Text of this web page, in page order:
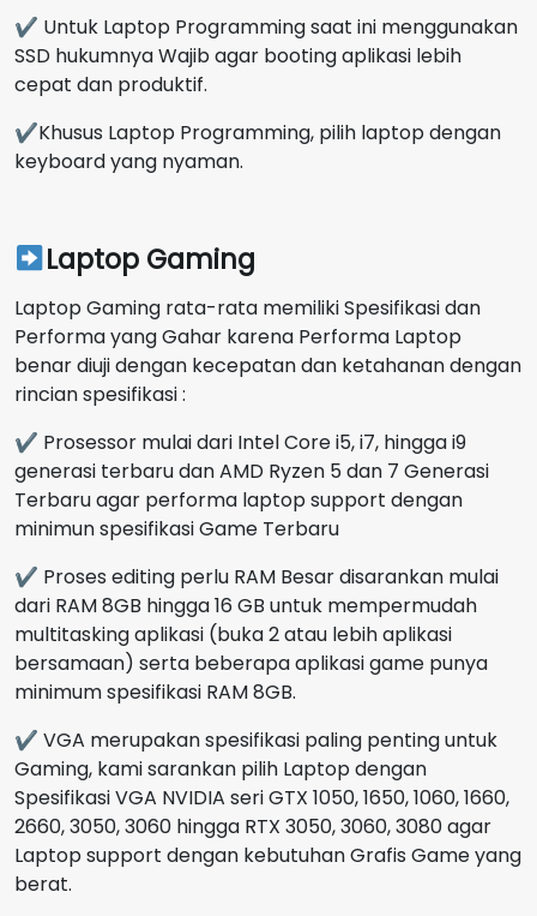
✔ Untuk Laptop Programming saat ini menggunakan
SSD hukumnya Wajib agar booting aplikasi lebih
cepat dan produktif.
✔Khusus Laptop Programming, pilih laptop dengan
keyboard yang nyaman.
Laptop Gaming
Laptop Gaming rata-rata memiliki Spesifikasi dan
Performa yang Gahar karena Performa Laptop
benar diuji dengan kecepatan dan ketahanan dengan
rincian spesifikasi :
✔ Prosessor mulai dari Intel Core i5, i7, hingga i9
generasi terbaru dan AMD Ryzen 5 dan 7 Generasi
Terbaru agar performa laptop support dengan
minimun spesifikasi Game Terbaru
✔ Proses editing perlu RAM Besar disarankan mulai
dari RAM 8GB hingga 16 GB untuk mempermudah
multitasking aplikasi (buka 2 atau lebih aplikasi
bersamaan) serta beberapa aplikasi game punya
minimum spesifikasi RAM 8GB.
✔ VGA merupakan spesifikasi paling penting untuk
Gaming, kami sarankan pilih Laptop dengan
Spesifikasi VGA NVIDIA seri GTX 1050, 1650, 1060, 1660,
2660, 3050, 3060 hingga RTX 3050, 3060, 3080 agar
Laptop support dengan kebutuhan Grafis Game yang
berat.